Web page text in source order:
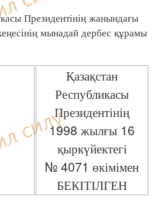
Президентінің жанындағы
мынадай дербес құрамы
Қазақстан
Республикасы
Президентінің
1998 жылғы 16
қыркүйектегі
№ 4071 өкімімен
БЕКІТІЛГЕН